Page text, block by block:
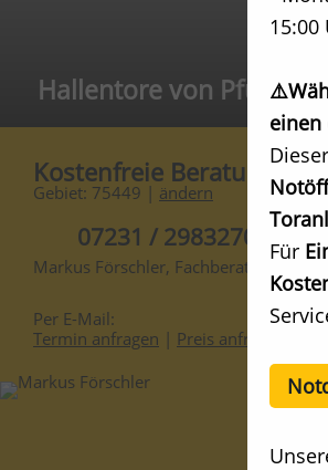
Hallentore von
Kostenfreie Beratung
Gebiet: 75449 | ändern
07231 / 2983270
Markus Förschler, Fachberater
Per E-Mail:
Termin anfragen | Preis anfragen
15:00
einen
Für